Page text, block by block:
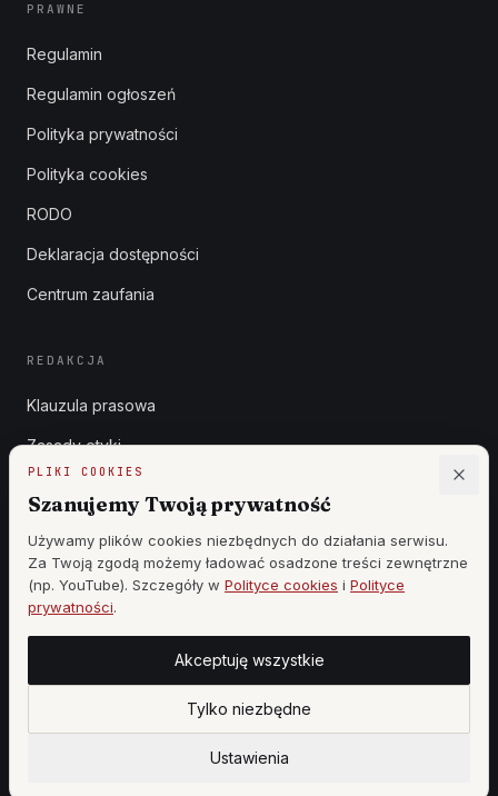
PLIKI COOKIES
Szanujemy Twoją prywatność
Używamy plików cookies niezbędnych do działania serwisu.
Za Twoją zgodą możemy ładować osadzone treści zewnętrzne
(np. YouTube). Szczegóły w Polityce cookies i Polityce
prywatności.
Akceptuję wszystkie
Tylko niezbędne
Ustawienia
PRAWNE
Regulamin
Regulamin ogłoszeń
Polityka prywatności
Polityka cookies
RODO
Deklaracja dostępności
Centrum zaufania
REDAKCJA
Klauzula prasowa
Zasady etyki
Cennik
StronyzAI.pl
Ustawienia cookiesPANEL REDAKCJI